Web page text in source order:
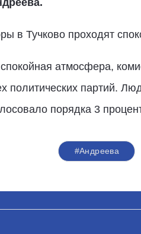
в Тучково проходят
атмосфера,
политических партий.
порядка 3
#Андреева